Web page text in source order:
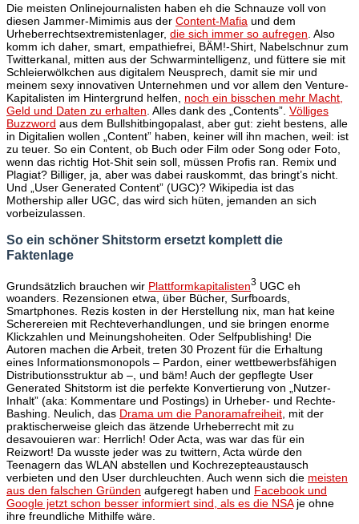
Die meisten Onlinejournalisten haben eh die Schnauze voll von
diesen Jammer-Mimimis aus der Content-Mafia und dem
Urheberrechtsextremistenlager, die sich immer so aufregen . Also
komm ich daher, smart, empathiefrei, BÄM!-Shirt, Nabelschnur zum
Twitterkanal, mitten aus der Schwarmintelligenz, und füttere sie mit
Schleierwölkchen aus digitalem Neusprech, damit sie mir und
meinem sexy innovativen Unternehmen und vor allem den Venture-
Kapitalisten im Hintergrund helfen, noch ein bisschen mehr Macht,
Geld und Daten zu erhalten . Alles dank des „Contents”. Völliges
Buzzword aus dem Bullshitbingopalast, aber gut: zieht bestens, alle
in Digitalien wollen „Content” haben, keiner will ihn machen, weil: ist
zu teuer. So ein Content, ob Buch oder Film oder Song oder Foto,
wenn das richtig Hot-Shit sein soll, müssen Profis ran. Remix und
Plagiat? Billiger, ja, aber was dabei rauskommt, das bringt’s nicht.
Und „User Generated Content” (UGC)? Wikipedia ist das
Mothership aller UGC, das wird sich hüten, jemanden an sich
vorbeizulassen.
So ein schöner Shitstorm ersetzt komplett die
Faktenlage
Grundsätzlich brauchen wir Plattformkapitalisten3 UGC eh
woanders. Rezensionen etwa, über Bücher, Surfboards,
Smartphones. Rezis kosten in der Herstellung nix, man hat keine
Scherereien mit Rechteverhandlungen, und sie bringen enorme
Klickzahlen und Meinungshoheiten. Oder Selfpublishing! Die
Autoren machen die Arbeit, treten 30 Prozent für die Erhaltung
eines Informationsmonopols – Pardon, einer wettbewerbsfähigen
Distributionsstruktur ab –, und bäm! Auch der gepflegte User
Generated Shitstorm ist die perfekte Konvertierung von „Nutzer-
Inhalt” (aka: Kommentare und Postings) in Urheber- und Rechte-
Bashing. Neulich, das Drama um die Panoramafreiheit , mit der
praktischerweise gleich das ätzende Urheberrecht mit zu
desavouieren war: Herrlich! Oder Acta, was war das für ein
Reizwort! Da wusste jeder was zu twittern, Acta würde den
Teenagern das WLAN abstellen und Kochrezepteaustausch
verbieten und den User durchleuchten. Auch wenn sich die meisten
aus den falschen Gründen aufgeregt haben und Facebook und
Google jetzt schon besser informiert sind, als es die NSAje ohne
ihre freundliche Mithilfe wäre.